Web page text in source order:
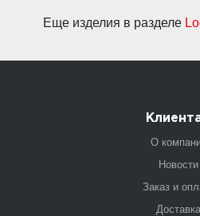
Еще изделия в разделе
О
Новости
Заказ и
Доставка